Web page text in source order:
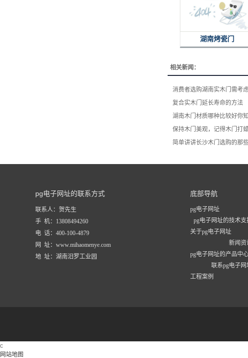
湖南烤瓷门
相关新闻：
消费者选购湖南实木门​需考
复合实木门延长寿命的方法
湖南木门材质哪种比较好你知
保持木门美观，记得木门打
简单讲讲长沙木门选购的那
pg电子网址的联系方式
联系人：贺先生
手 机：13808494260
电 话：400-100-4879
网 址：www.mihaomenye.com
地 址：湖南汨罗工业园
底部导航
pg电子网址
pg电子网址的技术支
关于pg电子网址
新闻资
pg电子网址的产品中
联系pg电子网
工程案例
c
网站地图